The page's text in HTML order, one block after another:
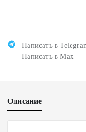
Написать в
Написать в Max
Описание